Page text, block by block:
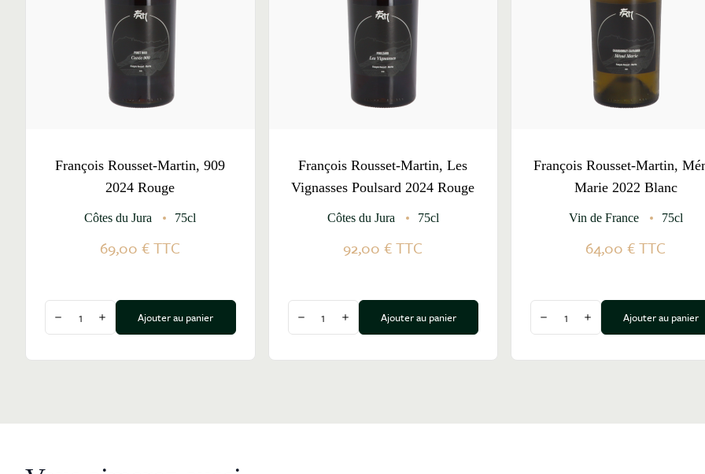
François Rousset-Martin, 909
2024 Rouge
Côtes du Jura 75cl
69,00 €TTC
Diminuer la quantité
Augmenter la quantité
Ajouter au panier
François Rousset-Martin, Les
Vignasses Poulsard 2024 Rouge
Côtes du Jura 75cl
92,00 €TTC
Diminuer la quantité
Augmenter la quantité
Ajouter au panier
François Rousset-Martin,
Marie 2022 Blanc
Vin de France 75cl
64,00 € TTC
Diminuer la quantité
Augmenter la quantité
Ajouter au panier